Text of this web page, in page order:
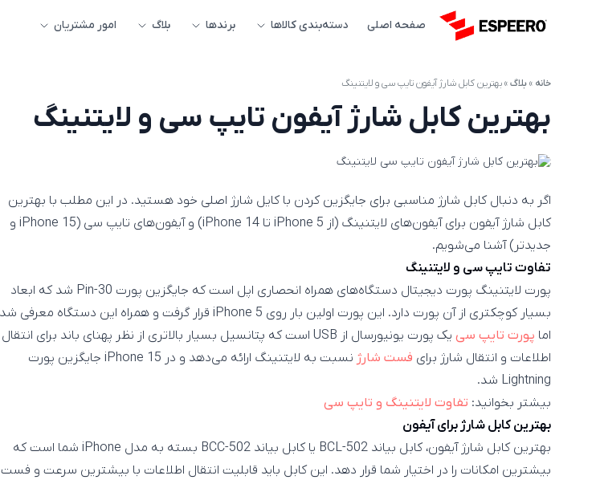
صفحه اصلی دسته‌بندی کالاها برندها بلاگ امور مشتریان
خانه »بلاگ»بهترین کابل شارژ آیفون تایپ سی و لایتنینگ
بهترین کابل شارژ آیفون تایپ سی و لایتنینگ
اگر به دنبال کابل شارژ مناسبی برای جایگزین کردن با کایل شارژ اصلی خود هستید. در این مطلب با بهترین
کابل شارژ آیفون برای آیفون‌های لایتنینگ (از iPhone 5 تا iPhone 14) و آیفون‌های تایپ سی (iPhone 15 و
جدیدتر) آشنا می‌شویم.
تفاوت تایپ سی و لایتنینگ
پورت لایتنینگ پورت دیجیتال دستگاه‌‌های همراه انحصاری اپل است که جایگزین پورت 30-Pin شد که ابعاد
بسیار کوچکتری از آن پورت دارد. این پورت اولین بار روی iPhone 5 قرار گرفت و همراه این دستگاه معرفی شد.
اما پورت تایپ سی
یک پورت یونیورسال از USB است که پتانسیل بسیار بالاتری از نظر پهنای باند برای انتقال
اطلاعات و انتقال شارژ برای فست شارژ
نسبت به لایتنینگ ارائه می‌دهد و در iPhone 15 جایگزین پورت
Lightning شد.
بیشتر بخوانید: تفاوت لایتنینگ و تایپ سی
بهترین کابل شارژ برای آیفون
بهترین کابل شارژ آیفون، کابل بیاند BCL-502 یا کابل بیاند BCC-502 بسته به مدل iPhone شما است که
بیشترین امکانات را در اختیار شما قرار دهد. این کابل باید قابلیت انتقال اطلاعات با بیشترین سرعت و فست